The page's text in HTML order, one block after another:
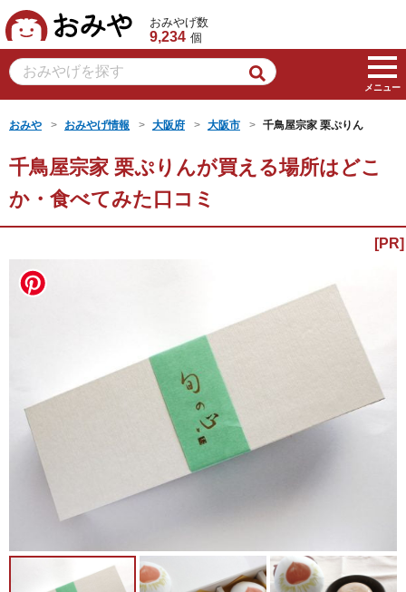
おみや
おみやげ数
9,234 個
メニュー
おみや おみやげ情報 大阪府 大阪市 千鳥屋宗家 栗ぷりん
千鳥屋宗家 栗ぷりんが買える場所はどこ
か・食べてみた口コミ